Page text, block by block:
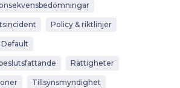
Policy & riktlinjer
Default
Rättigheter
Tillsynsmyndighet